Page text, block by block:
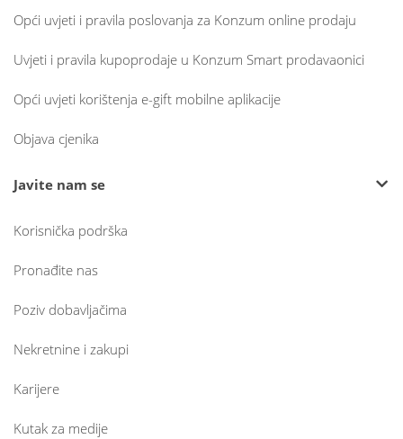
Opći uvjeti i pravila poslovanja za Konzum online prodaju
Uvjeti i pravila kupoprodaje u Konzum Smart prodavaonici
Opći uvjeti korištenja e-gift mobilne aplikacije
Objava cjenika
Javite nam se
Korisnička podrška
Pronađite nas
Poziv dobavljačima
Nekretnine i zakupi
Karijere
Kutak za medije